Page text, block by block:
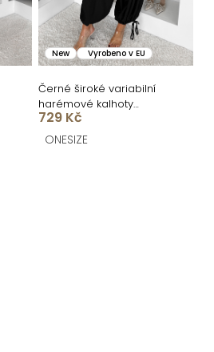
New Vyrobeno v EU
Černé široké variabilní
harémové kalhoty
ARALAN
729 Kč
ONESIZE